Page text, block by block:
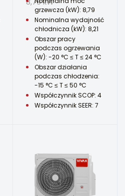
grzewcza (kW): 8,79
Nominalna wydajność
chłodnicza (kW): 8,21
Obszar pracy
podczas ogrzewania
(W): -20 °C ≤ T ≤ 24 °C
Obszar działania
podczas chłodzenia:
-15 °C ≤ T ≤ 50 °C
Współczynnik SCOP: 4
Współczynnik SEER: 7